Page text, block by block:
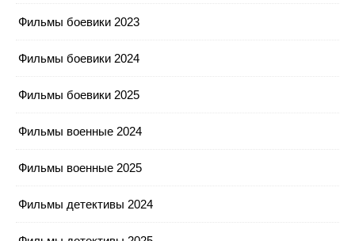
Фильмы боевики 2023
Фильмы боевики 2024
Фильмы боевики 2025
Фильмы военные 2024
Фильмы военные 2025
Фильмы детективы 2024